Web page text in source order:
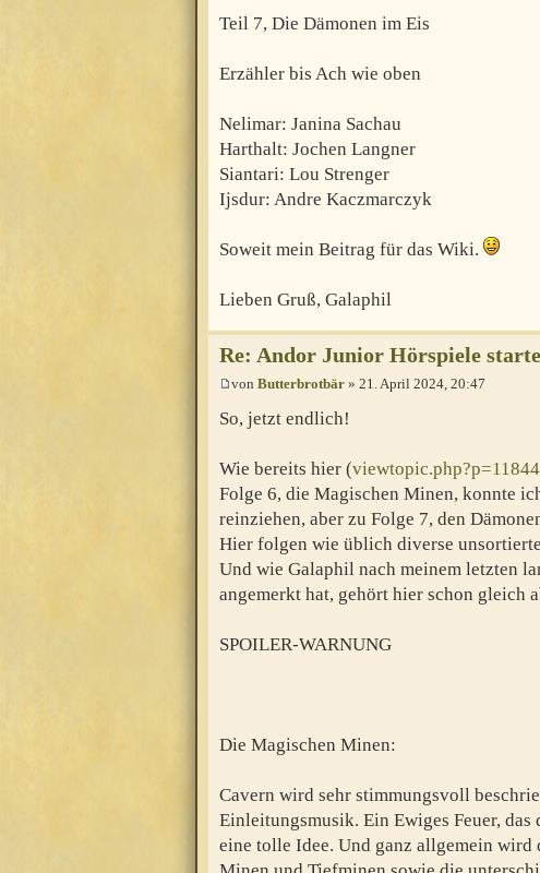
Teil 7, Die Dämonen im Eis
Erzähler bis Ach wie oben
Nelimar: Janina Sachau
Harthalt: Jochen Langner
Siantari: Lou Strenger
Ijsdur: Andre Kaczmarczyk
Soweit mein Beitrag für das Wiki.
Lieben Gruß, Galaphil
Re: Andor Junior Hörspiele
von Butterbrotbär » 21. April 2024, 20:47
So, jetzt endlich!
Wie bereits hier (
Folge 6, die Magischen Minen, konnte
reinziehen, aber zu Folge 7, den
Hier folgen wie üblich diverse
Und wie Galaphil nach meinem letzten
angemerkt hat, gehört hier schon gleich
SPOILER-WARNUNG
Die Magischen Minen:
Cavern wird sehr stimmungsvoll
Einleitungsmusik. Ein Ewiges Feuer,
eine tolle Idee. Und ganz allgemein